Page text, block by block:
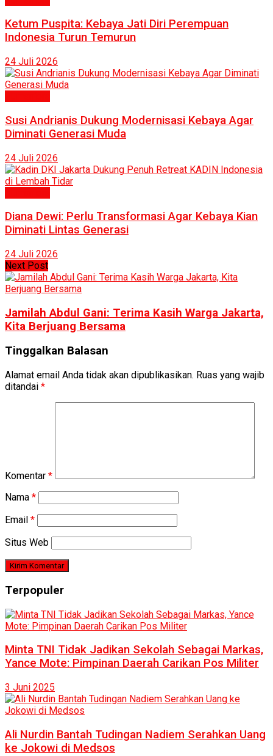
Ketum Puspita: Kebaya Jati Diri Perempuan
Indonesia Turun Temurun
24 Juli 2026
Susi Andrianis Dukung Modernisasi Kebaya Agar
Diminati Generasi Muda
24 Juli 2026
Diana Dewi: Perlu Transformasi Agar Kebaya Kian
Diminati Lintas Generasi
24 Juli 2026
Next Post
Jamilah Abdul Gani: Terima Kasih Warga Jakarta,
Kita Berjuang Bersama
Tinggalkan Balasan
Alamat email Anda tidak akan dipublikasikan. Ruas yang wajib
ditandai *
Komentar *
Nama *
Email *
Situs Web
Terpopuler
Minta TNI Tidak Jadikan Sekolah Sebagai Markas,
Yance Mote: Pimpinan Daerah Carikan Pos Militer
3 Juni 2025
Ali Nurdin Bantah Tudingan Nadiem Serahkan Uang
ke Jokowi di Medsos